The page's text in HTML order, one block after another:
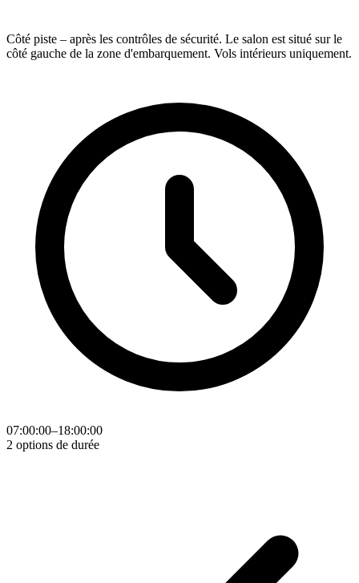
Côté piste – après les contrôles de sécurité. Le salon est situé sur le
côté gauche de la zone d'embarquement. Vols intérieurs uniquement.
07:00:00–18:00:00
2 options de durée